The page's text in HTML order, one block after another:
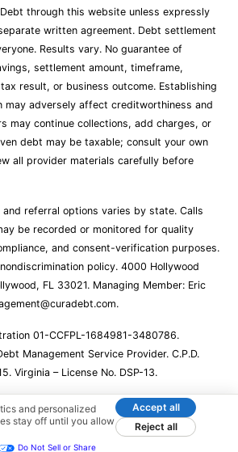
through this website unless expressly
written agreement. Debt settlement
Results vary. No guarantee of
settlement amount, timeframe,
result, or business outcome. Establishing
may adversely affect creditworthiness and
may continue collections, add charges, or
debt may be taxable; consult your own
all provider materials carefully before
referral options varies by state. Calls
be recorded or monitored for quality
and consent-verification purposes.
policy. 4000 Hollywood
FL 33021. Managing Member: Eric
.
01-CCFPL-1684981-3480786.
Management Service Provider. C.P.D.
Virginia – License No. DSP-13.
Systems, LLC. All Rights Reserved.
and personalized
stay off until you allow
Accept all
Reject all
Do Not Sell or Share